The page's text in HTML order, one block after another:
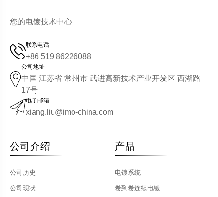
您的电镀技术中心
联系电话
+86 519 86226088
公司地址
中国 江苏省 常州市 武进高新技术产业开发区 西湖路
17号
电子邮箱
xiang.liu@imo-china.com
公司介绍
公司历史
公司现状
产品
电镀系统
卷到卷连续电镀